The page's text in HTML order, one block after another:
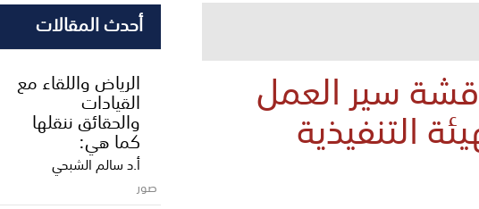
سير العمل
التنفيذية
أحدث المقالات
الرياض واللقاء مع
القيادات
والحقائق ننقلها
كما هي:
أ.د سالم الشبحي
صور